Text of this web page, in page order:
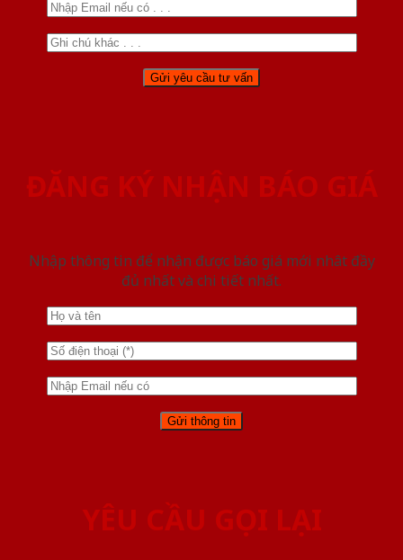
ĐĂNG KÝ NHẬN BÁO GIÁ
Nhập thông tin để nhận được báo giá mới nhât đầy
đủ nhất và chi tiết nhất.
YÊU CẦU GỌI LẠI